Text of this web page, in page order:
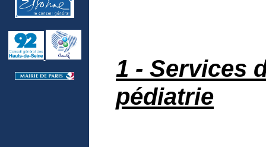
1 - Services
pédiatrie